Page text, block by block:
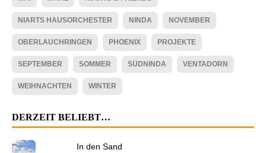
NIARTS HAUSORCHESTER NINDA NOVEMBER
OBERLAUCHRINGEN PHOENIX PROJEKTE
SEPTEMBER SOMMER SÜDNINDA VENTADORN
WEIHNACHTEN WINTER
DERZEIT BELIEBT…
In den Sand